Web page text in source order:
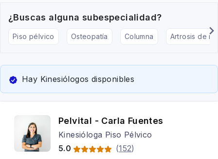
¿Buscas alguna subespecialidad?
Piso pélvico Osteopatía Columna Artrosis de
Hay Kinesiólogos disponibles
Pelvital - Carla Fuentes
Kinesióloga Piso Pélvico
5.0
(152)